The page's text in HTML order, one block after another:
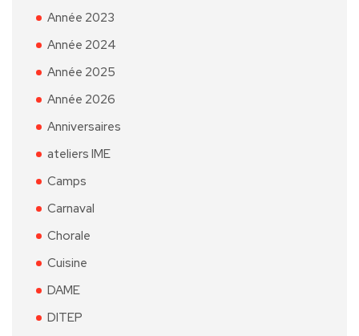
Année 2023
Année 2024
Année 2025
Année 2026
Anniversaires
ateliers IME
Camps
Carnaval
Chorale
Cuisine
DAME
DITEP